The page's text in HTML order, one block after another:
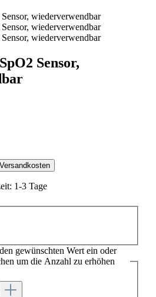
Sensor,
1-3 Tage
gewünschten Wert ein oder
um die Anzahl zu erhöhen